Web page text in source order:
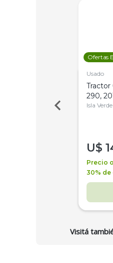
Ofertas
Usado
Tractor
290,
Isla Verde
U$
Precio
30% de
Visitá